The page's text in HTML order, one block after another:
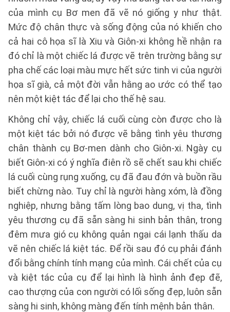
của mình cụ Bơ men đã vẽ nó giống y như thật.
Mức độ chân thực và sống động của nó khiến cho
cả hai cô họa sĩ là Xiu và Giôn-xi không hề nhận ra
đó chỉ là một chiếc lá được vẽ trên trường bằng sự
pha chế các loại màu mực hết sức tinh vi của người
họa sĩ già, cả một đời vẫn hằng ao ước có thể tạo
nên một kiệt tác để lại cho thế hệ sau.
Không chỉ vậy, chiếc lá cuối cùng còn được cho là
một kiệt tác bởi nó được vẽ bằng tình yêu thương
chân thành cụ Bơ-men dành cho Giôn-xi. Ngày cụ
biết Giôn-xi có ý nghĩa điên rồ sẽ chết sau khi chiếc
lá cuối cùng rụng xuống, cụ đã đau đớn và buồn rầu
biết chừng nào. Tuy chỉ là người hàng xóm, là đồng
nghiệp, nhưng bằng tấm lòng bao dung, vị tha, tình
yêu thương cụ đã sẵn sàng hi sinh bản thân, trong
đêm mưa gió cụ không quản ngại cái lạnh thấu da
vẽ nên chiếc lá kiệt tác. Để rồi sau đó cụ phải đánh
đổi bằng chính tính mạng của mình. Cái chết của cụ
và kiệt tác của cụ để lại hình là hình ảnh đẹp đẽ,
cao thượng của con người có lối sống đẹp, luôn sẵn
sàng hi sinh, không màng đến tính mệnh bản thân.